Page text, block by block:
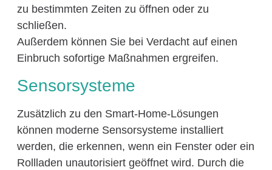
zu bestimmten Zeiten zu öffnen oder zu
schließen.
Außerdem können Sie bei Verdacht auf einen
Einbruch sofortige Maßnahmen ergreifen.
Sensorsysteme
Zusätzlich zu den Smart-Home-Lösungen
können moderne Sensorsysteme installiert
werden, die erkennen, wenn ein Fenster oder ein
Rollladen unautorisiert geöffnet wird. Durch die